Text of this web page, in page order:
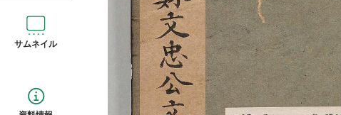
サムネイル